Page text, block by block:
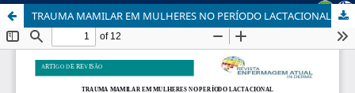
TRAUMA MAMILAR EM MULHERES NO PERÍODO LACTACIONAL